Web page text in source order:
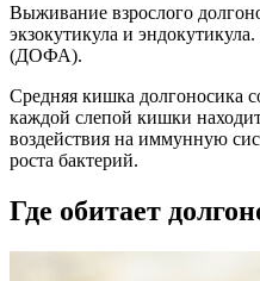
Выживание взрослого
экзокутикула и
(ДОФА).
Средняя кишка долгоносика
каждой слепой кишки
воздействия на иммунную
роста бактерий.
Где обитает